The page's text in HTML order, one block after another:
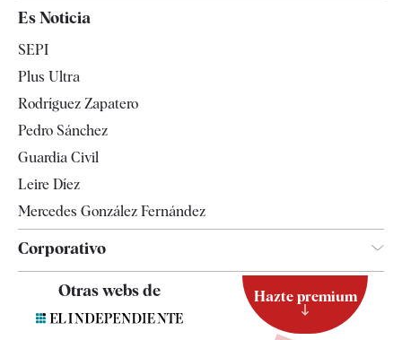
Televisión
Es Noticia
SEPI
Plus Ultra
Rodríguez Zapatero
Pedro Sánchez
Guardia Civil
Leire Díez
Mercedes González Fernández
Corporativo
Otras webs de Hazte premium